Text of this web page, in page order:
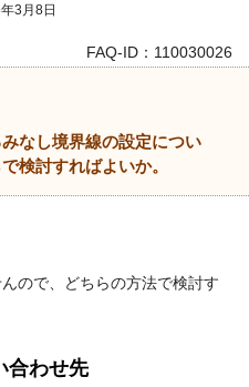
3月8日
FAQ-ID：110030026
なし境界線の設定につい
検討すればよいか。
ので、どちらの方法で検討す
合わせ先